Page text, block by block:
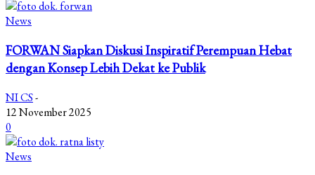
News
FORWAN Siapkan Diskusi Inspiratif Perempuan Hebat
dengan Konsep Lebih Dekat ke Publik
NI CS-
12 November 2025
0
News